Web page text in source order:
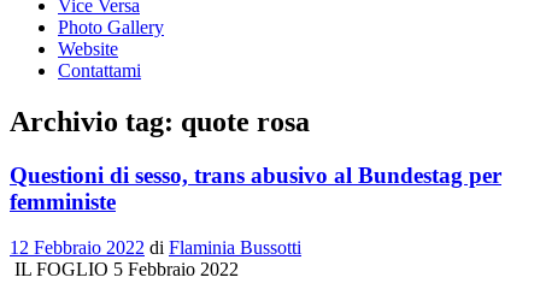
Vice Versa
Photo Gallery
Website
Contattami
Archivio tag: quote rosa
Questioni di sesso, trans abusivo al Bundestag per
femministe
12 Febbraio 2022 di Flaminia Bussotti
IL FOGLIO 5 Febbraio 2022